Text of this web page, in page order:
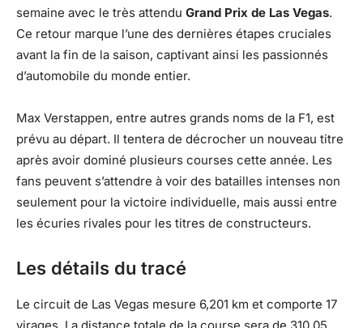
semaine avec le très attendu Grand Prix de Las Vegas.
Ce retour marque l’une des dernières étapes cruciales
avant la fin de la saison, captivant ainsi les passionnés
d’automobile du monde entier.
Max Verstappen, entre autres grands noms de la F1, est
prévu au départ. Il tentera de décrocher un nouveau titre
après avoir dominé plusieurs courses cette année. Les
fans peuvent s’attendre à voir des batailles intenses non
seulement pour la victoire individuelle, mais aussi entre
les écuries rivales pour les titres de constructeurs.
Les détails du tracé
Le circuit de Las Vegas mesure 6,201 km et comporte 17
virages. La distance totale de la course sera de 310,05